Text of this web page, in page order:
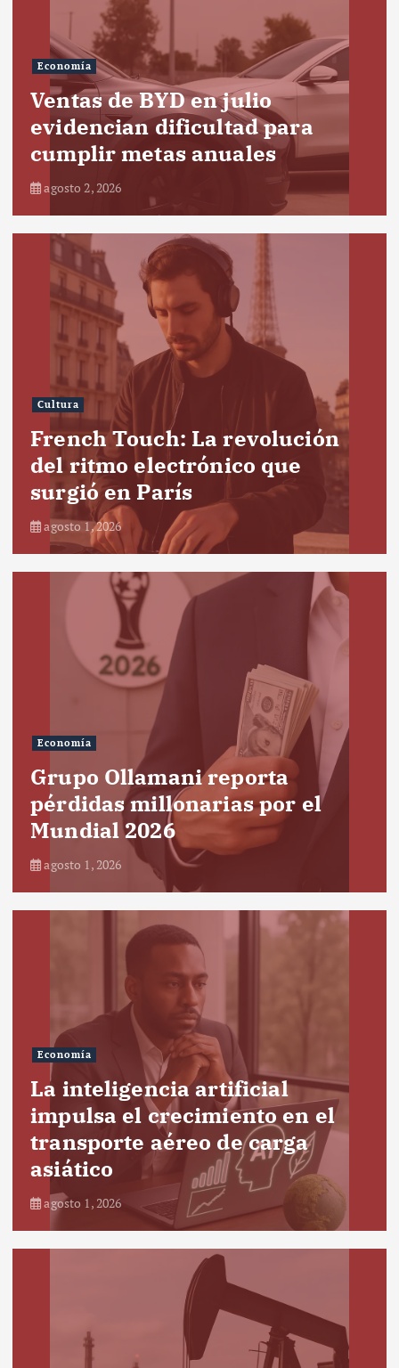
Economía
Ventas de BYD en julio
evidencian dificultad para
cumplir metas anuales
agosto 2, 2026
Cultura
French Touch: La revolución
del ritmo electrónico que
surgió en París
agosto 1, 2026
Economía
Grupo Ollamani reporta
pérdidas millonarias por el
Mundial 2026
agosto 1, 2026
Economía
La inteligencia artificial
impulsa el crecimiento en el
transporte aéreo de carga
asiático
agosto 1, 2026